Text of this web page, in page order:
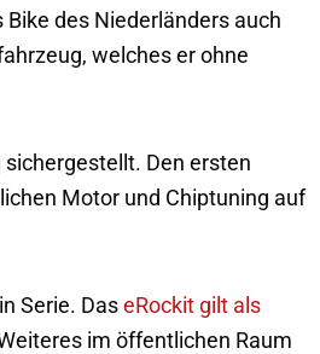
des Niederländers auch
welches er ohne
sichergestellt. Den ersten
Motor und Chiptuning auf
Serie. DaseRockit gilt als
im öffentlichen Raum